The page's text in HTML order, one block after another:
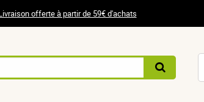
offerte à partir de 59€ d'achats